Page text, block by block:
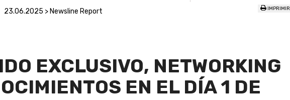
23.06.2025 > Newsline Report IMPRIMIR
EXCLUSIVO, NETWORKING
EN EL DÍA 1 DE